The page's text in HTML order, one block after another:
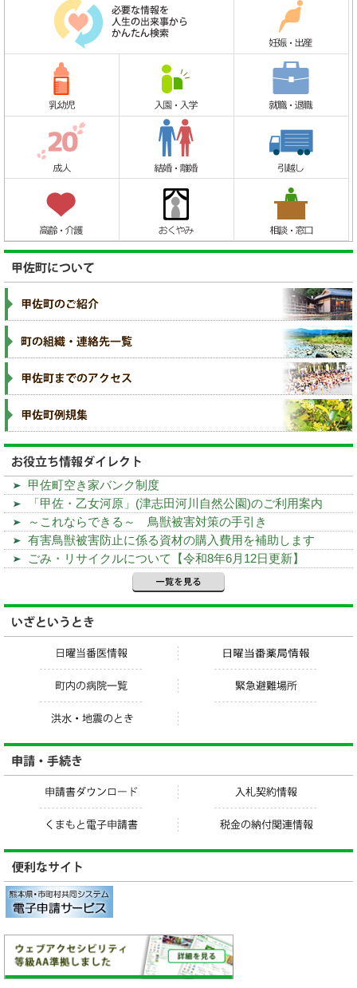
甲佐町空き家バンク制度
「甲佐・乙女河原」(津志田河川自然公園)のご利用案内
～これならできる～ 鳥獣被害対策の手引き
有害鳥獣被害防止に係る資材の購入費用を補助します
ごみ・リサイクルについて【令和8年6月12日更新】